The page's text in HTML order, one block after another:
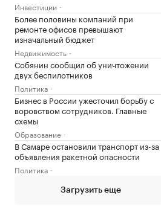
Инвестиции
Более половины компаний при
ремонте офисов превышают
изначальный бюджет
Недвижимость
Собянин сообщил об уничтожении
двух беспилотников
Политика
Бизнес в России ужесточил борьбу с
воровством сотрудников. Главные
схемы
Образование
В Самаре остановили транспорт из-за
объявления ракетной опасности
Политика
Загрузить еще